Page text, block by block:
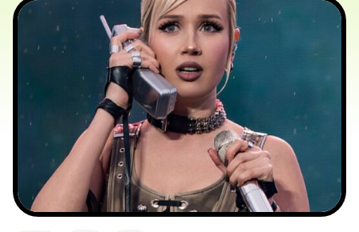
Новости
Секспросвет
Великие женщины